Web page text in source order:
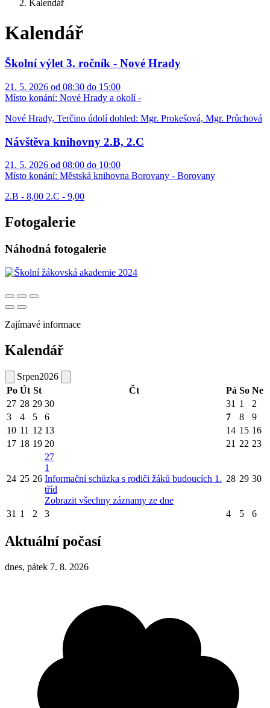
Kalendář
Kalendář
Školní výlet 3. ročník - Nové Hrady
21. 5. 2026 od 08:30 do 15:00
Místo konání: Nové Hrady a okolí -
Nové Hrady, Terčino údolí dohled: Mgr. Prokešová, Mgr. Průchová
Návštěva knihovny 2.B, 2.C
21. 5. 2026 od 08:00 do 10:00
Místo konání: Městská knihovna Borovany - Borovany
2.B - 8,00 2.C - 9,00
Fotogalerie
Náhodná fotogalerie
Zajímavé informace
Kalendář
Srpen2026
Po Út St Čt Pá So Ne
27 28 29 30 31 1
2
3
4 5 6 7 8
9
10 11 12 13 14 15 16
17 18 19 20 21 22 23
24 25 26
27
1
Informační schůzka s rodiči žáků budoucích 1.
tříd
Zobrazit všechny záznamy ze dne
28 29 30
31 1 2 3 4 5 6
Aktuální počasí
dnes, pátek 7. 8. 2026